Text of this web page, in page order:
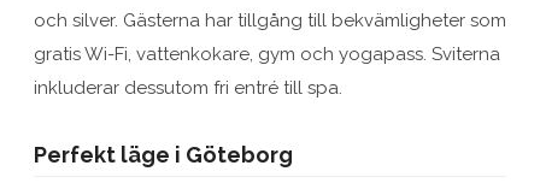
och silver. Gästerna har tillgång till bekvämligheter som
gratis Wi-Fi, vattenkokare, gym och yogapass. Sviterna
inkluderar dessutom fri entré till spa.
Perfekt läge i Göteborg